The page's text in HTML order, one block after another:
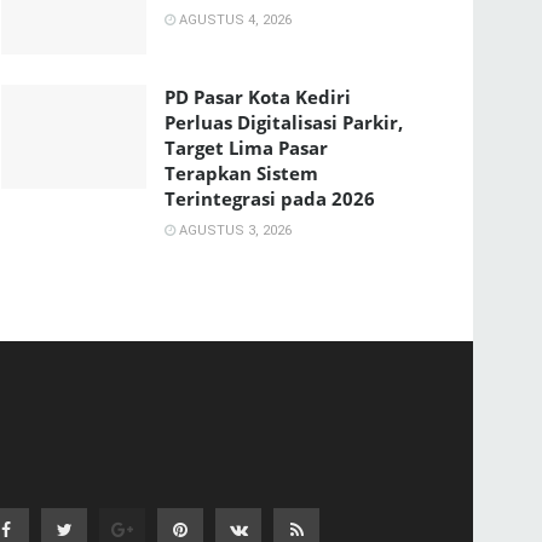
AGUSTUS 4, 2026
PD Pasar Kota Kediri
Perluas Digitalisasi Parkir,
Target Lima Pasar
Terapkan Sistem
Terintegrasi pada 2026
AGUSTUS 3, 2026